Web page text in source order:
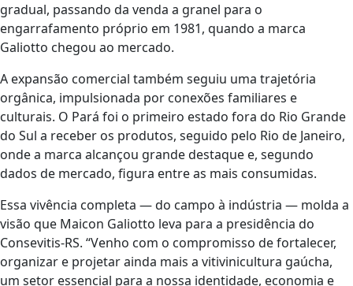
gradual, passando da venda a granel para o
engarrafamento próprio em 1981, quando a marca
Galiotto chegou ao mercado.
A expansão comercial também seguiu uma trajetória
orgânica, impulsionada por conexões familiares e
culturais. O Pará foi o primeiro estado fora do Rio Grande
do Sul a receber os produtos, seguido pelo Rio de Janeiro,
onde a marca alcançou grande destaque e, segundo
dados de mercado, figura entre as mais consumidas.
Essa vivência completa — do campo à indústria — molda a
visão que Maicon Galiotto leva para a presidência do
Consevitis-RS. “Venho com o compromisso de fortalecer,
organizar e projetar ainda mais a vitivinicultura gaúcha,
um setor essencial para a nossa identidade, economia e